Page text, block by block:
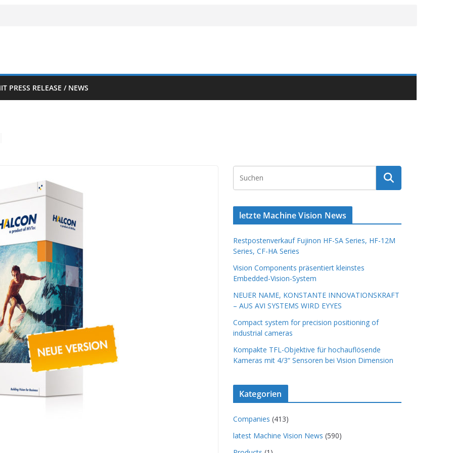
PRESS RELEASE / NEWS
letzte Machine Vision News
Restpostenverkauf Fujinon HF-SA Series, HF-12M
Series, CF-HA Series
Vision Components präsentiert kleinstes
Embedded-Vision-System
NEUER NAME, KONSTANTE INNOVATIONSKRAFT
– AUS AVI SYSTEMS WIRD EYYES
Compact system for precision positioning of
industrial cameras
Kompakte TFL-Objektive für hochauflösende
Kameras mit 4/3“ Sensoren bei Vision Dimension
Kategorien
Companies (413)
latest Machine Vision News (590)